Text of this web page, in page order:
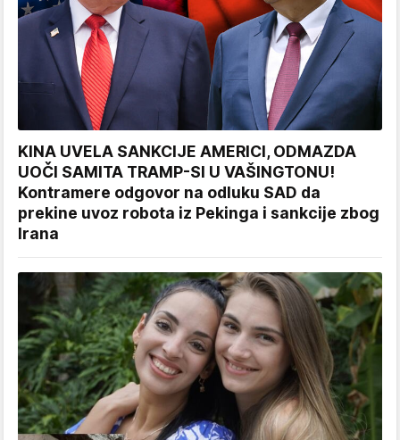
KINA UVELA SANKCIJE AMERICI, ODMAZDA
UOČI SAMITA TRAMP-SI U VAŠINGTONU!
Kontramere odgovor na odluku SAD da
prekine uvoz robota iz Pekinga i sankcije zbog
Irana